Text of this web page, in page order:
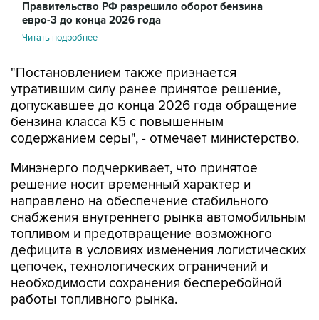
Правительство РФ разрешило оборот бензина
евро-3 до конца 2026 года
Читать подробнее
"Постановлением также признается
утратившим силу ранее принятое решение,
допускавшее до конца 2026 года обращение
бензина класса К5 с повышенным
содержанием серы", - отмечает министерство.
Минэнерго подчеркивает, что принятое
решение носит временный характер и
направлено на обеспечение стабильного
снабжения внутреннего рынка автомобильным
топливом и предотвращение возможного
дефицита в условиях изменения логистических
цепочек, технологических ограничений и
необходимости сохранения бесперебойной
работы топливного рынка.